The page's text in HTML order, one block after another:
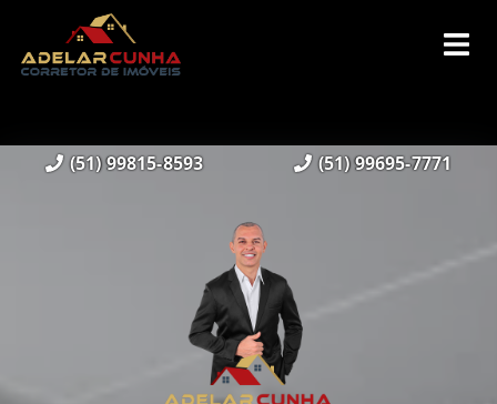
(51) 99815-8593 (51) 99695-7771